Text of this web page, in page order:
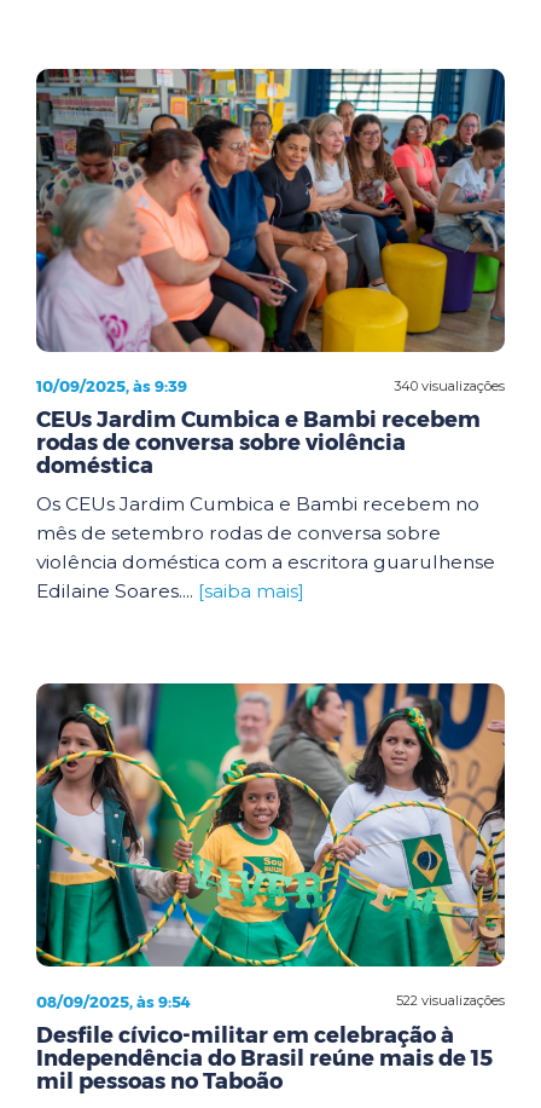
340 visualizações
10/09/2025, às 9:39
CEUs Jardim Cumbica e Bambi recebem
rodas de conversa sobre violência
doméstica
Os CEUs Jardim Cumbica e Bambi recebem no
mês de setembro rodas de conversa sobre
violência doméstica com a escritora guarulhense
Edilaine Soares.... [saiba mais]
522 visualizações
08/09/2025, às 9:54
Desfile cívico-militar em celebração à
Independência do Brasil reúne mais de 15
mil pessoas no Taboão